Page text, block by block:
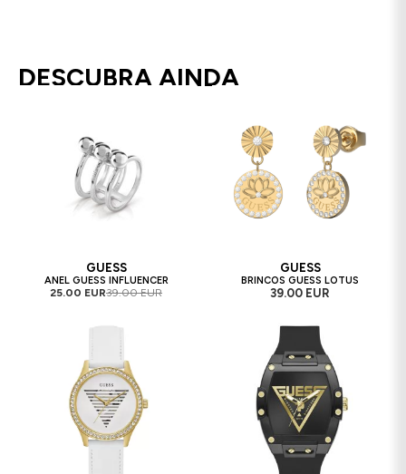
DESCUBRA AINDA
GUESS
ANEL GUESS INFLUENCER
25.00 EUR39.00 EUR
GUESS
BRINCOS GUESS LOTUS
39.00 EUR